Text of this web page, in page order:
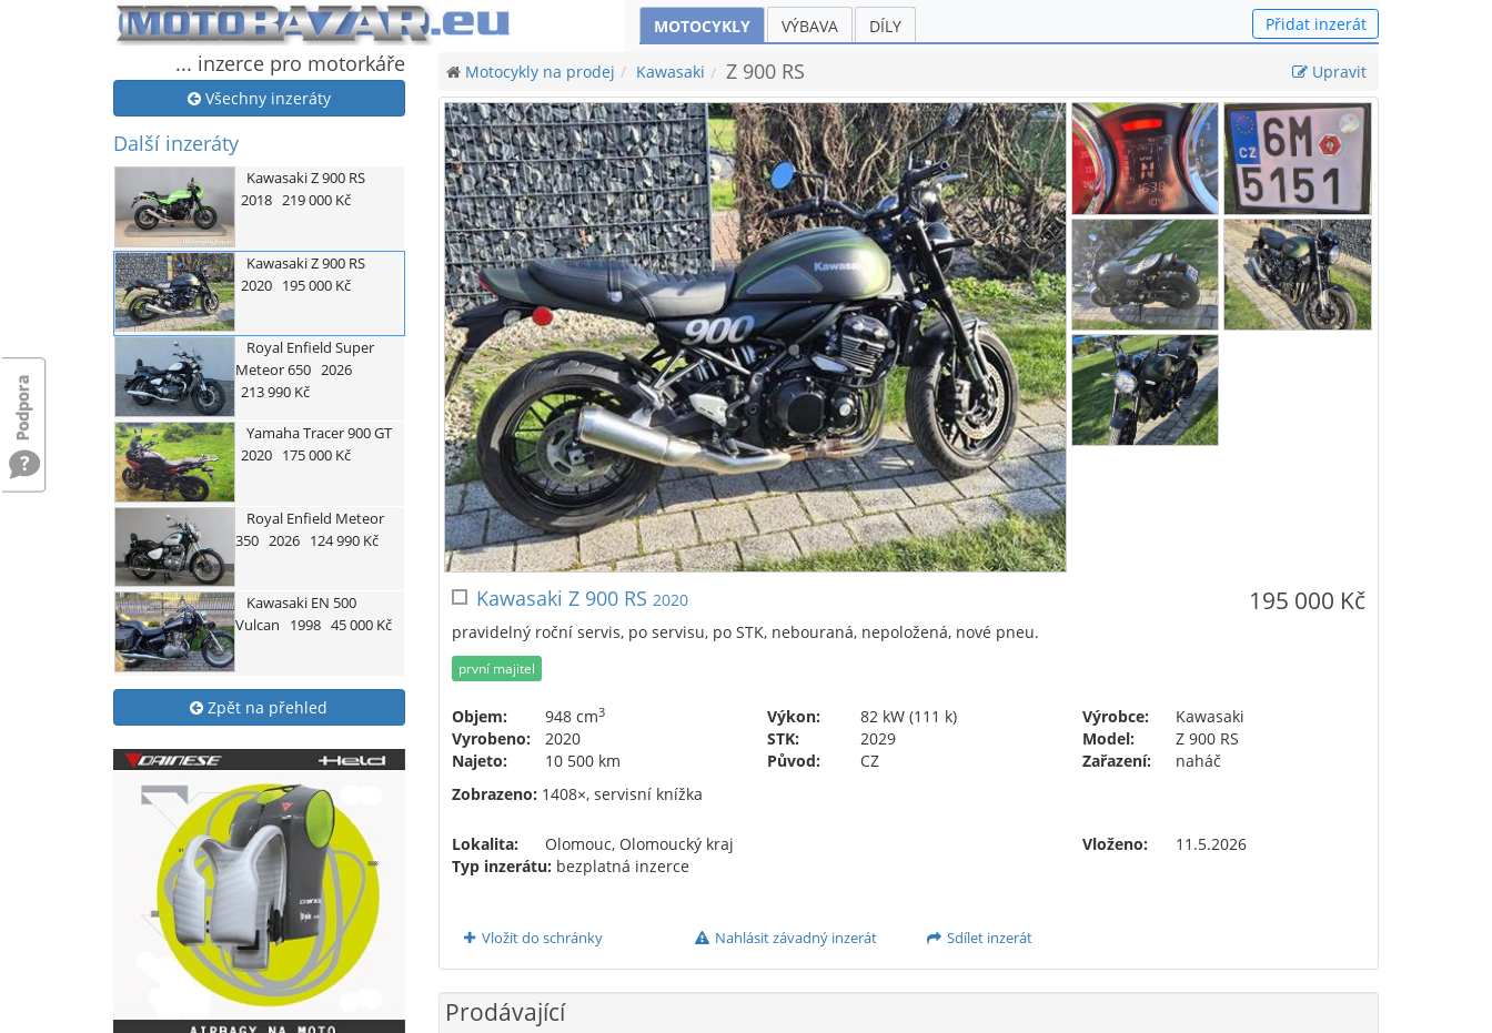
MOTOCYKLY VÝBAVA DÍLY Přidat inzerát
... inzerce pro motorkáře
Všechny inzeráty
Další inzeráty
KawasakiZ 900 RS
2018 219 000 Kč
KawasakiZ 900 RS
2020 195 000 Kč
Royal Enfield Super
Meteor 650 2026
213 990 Kč
YamahaTracer 900 GT
2020 175 000 Kč
Royal Enfield Meteor
350 2026 124 990 Kč
KawasakiEN 500
Vulcan
1998 45 000 Kč
Zpět na přehled
Upravit
Motocykly na prodej Kawasaki Z 900 RS
195 000 Kč
Kawasaki Z 900 RS 2020
pravidelný roční servis, po servisu, po STK, nebouraná, nepoložená, nové pneu.
první majitel
Objem: 948 cm3
Vyrobeno:
2020
Najeto:
10 500 km
Výkon:
82 kW (111 k)
STK:
2029
Původ:
CZ
Výrobce:
Kawasaki
Model:
Z 900 RS
Zařazení:
naháč
Zobrazeno: 1408×, servisní knížka
Lokalita: Olomouc, Olomoucký kraj Vloženo:
11.5.2026
Typ inzerátu: bezplatná inzerce
Vložit do schránky Nahlásit závadný inzerát Sdílet inzerát
Prodávající